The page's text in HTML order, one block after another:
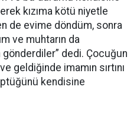
kızıma kötü niyetle
de evime döndüm, sonra
ve muhtarın da
dedi. Çocuğun
geldiğinde imamın sırtını
kendisine